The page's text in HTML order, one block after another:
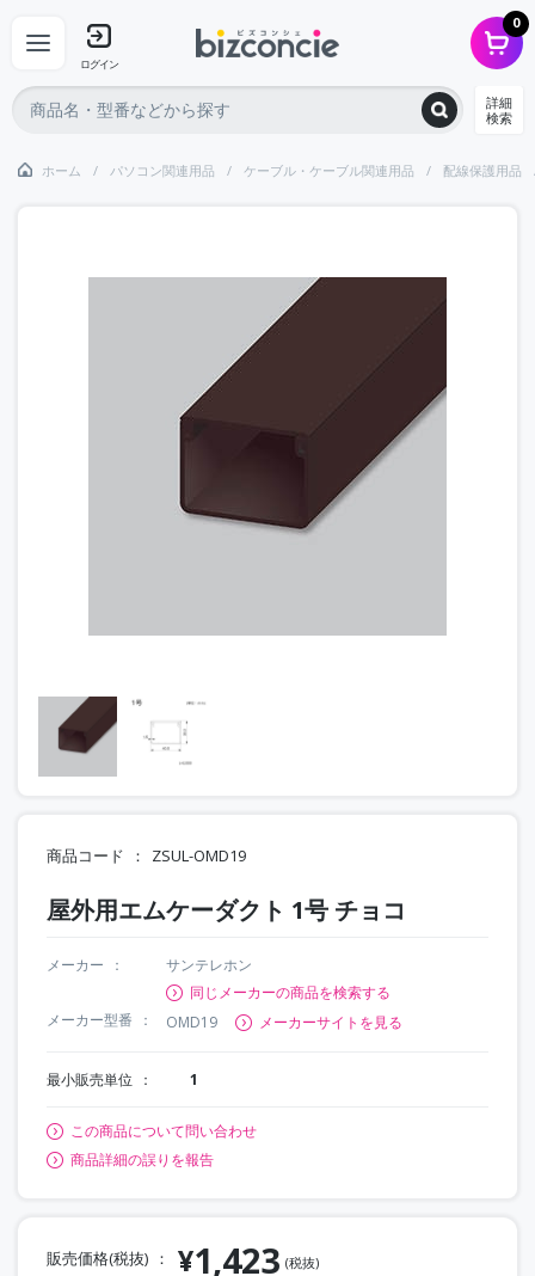
ログイン
0
詳細
検索
ホーム パソコン関連用品 ケーブル・ケーブル関連用品 配線保護用品
商品コード ZSUL-OMD19
屋外用エムケーダクト 1号 チョコ
メーカー
サンテレホン
同じメーカーの商品を検索する
メーカー型番
OMD19 メーカーサイトを見る
最小販売単位 1
この商品について問い合わせ
商品詳細の誤りを報告
販売価格(税抜) ¥1,423 (税抜)